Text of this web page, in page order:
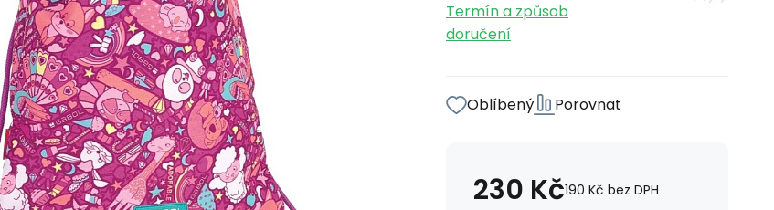
Termín a způsob
doručení
Oblíbený Porovnat
230 Kč190 Kč bez DPH